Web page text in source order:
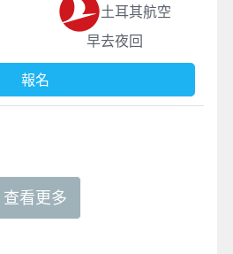
土耳其航空
早去夜回
報名
查看更多